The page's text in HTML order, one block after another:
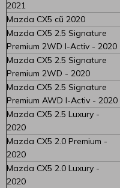
2021
Mazda CX5 cũ 2020
Mazda CX5 2.5 Signature
Premium 2WD I-Activ - 2020
Mazda CX5 2.5 Signature
Premium 2WD - 2020
Mazda CX5 2.5 Signature
Premium AWD I-Activ - 2020
Mazda CX5 2.5 Luxury -
2020
Mazda CX5 2.0 Premium -
2020
Mazda CX5 2.0 Luxury -
2020